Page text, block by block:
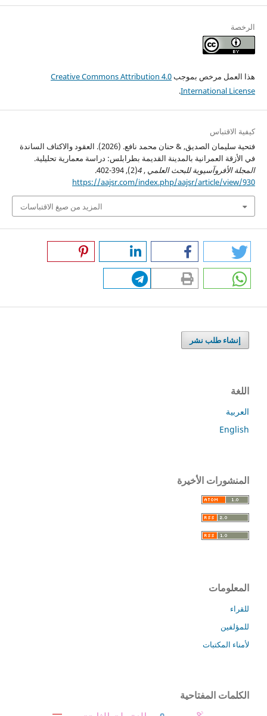
الرخصة
هذا العمل مرخص بموجبCreative Commons Attribution 4.0
International License
.
كيفية الاقتباس
فتحية سليمان الصديق, & حنان محمد نافع. (2026). العقود والاكتاف الساندة
في الأزقة العمرانية بالمدينة القديمة بطرابلس: دراسة معمارية تحليلية.
المجلة الأفروآسيوية للبحث العلمي ,
4
(2), 394-402.
https://aajsr.com/index.php/aajsr/article/view/930
المزيد من صيغ الاقتباسات
إنشاء طلب نشر
اللغة
العربية
English
المنشورات الأخيرة
المعلومات
للقراء
للمؤلفين
لأمناء المكتبات
الكلمات المفتاحية